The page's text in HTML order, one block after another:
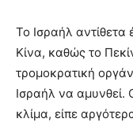
Το Ισραήλ αντίθετα
Κίνα, καθώς το
τρομοκρατική
Ισραήλ να αμυνθεί.
κλίμα, είπε